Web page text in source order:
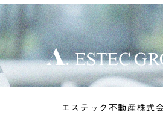
エステック不動産株式